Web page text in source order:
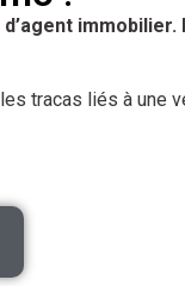
d’agent
tracas liés à une